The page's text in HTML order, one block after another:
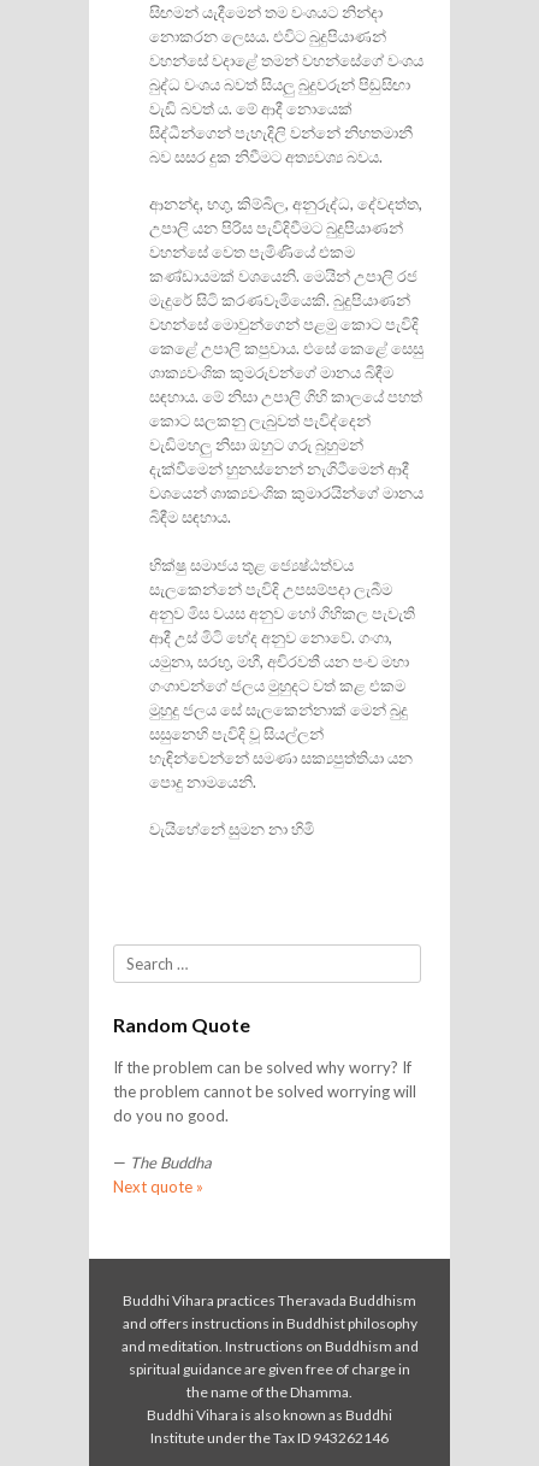
සිඟමන් යැදීමෙන් තම වංශයට නින්දා
නොකරන ලෙසය. එවිට බුදුපියාණන්
වහන්සේ වදාළේ තමන් වහන්සේගේ වංශය
බුද්ධ වංශය බවත් සියලු බුදුවරුන් පිඬුසිඟා
වැඩි බවත් ය. මේ ආදී නොයෙක්
සිද්ධීන්ගෙන් පැහැදිලි වන්නේ නිහතමානී
බව සසර දුක නිවීමට අත්‍යවශ්‍ය බවය.
ආනන්ද, භගු, කිම්බිල, අනුරුද්ධ, දේවදත්ත,
උපාලි යන පිරිස පැවිදිවීමට බුදුපියාණන්
වහන්සේ වෙත පැමිණියේ එකම
කණ්ඩායමක් වශයෙනි. මෙයින් උපාලි රජ
මැදුරේ සිටි කරණවෑමියෙකි. බුදුපියාණන්
වහන්සේ මොවුන්ගෙන් පළමු කොට පැවිදි
කෙළේ උපාලි කපුවාය. එසේ කෙළේ සෙසු
ශාක්‍යවංශික කුමරුවන්ගේ මානය බිඳීම
සඳහාය. මේ නිසා උපාලි ගිහි කාලයේ පහත්
කොට සලකනු ලැබුවත් පැවිද්දෙන්
වැඩිමහලු නිසා ඔහුට ගරු බුහුමන්
දැක්වීමෙන් හුනස්නෙන් නැගිටීමෙන් ආදී
වශයෙන් ශාක්‍යවංශික කුමාරයින්ගේ මානය
බිඳීම සඳහාය.
භික්ෂු සමාජය තුළ ජ්‍යෙෂ්ඨත්වය
සැලකෙන්නේ පැවිදි උපසම්පදා ලැබීම
අනුව මිස වයස අනුව හෝ ගිහිකල පැවැති
ආදී උස් මිටි භේද අනුව නොවේ. ගංගා,
යමුනා, සරභු, මහී, අචිරවතී යන පංච මහා
ගංගාවන්ගේ ජලය මුහුදට වත් කළ එකම
මුහුදු ජලය සේ සැලකෙන්නාක් මෙන් බුදු
සසුනෙහි පැවිදි වූ සියල්ලන්
හැඳින්වෙන්නේ සමණා සක්‍යපුත්තියා යන
පොදු නාමයෙනි.
වැයිහේනේ සුමන නා හිමි
Search
Random Quote
If the problem can be solved why worry? If
the problem cannot be solved worrying will
do you no good.
— The Buddha
Next quote »
Buddhi Vihara practices Theravada Buddhism
and offers instructions in Buddhist philosophy
and meditation. Instructions on Buddhism and
spiritual guidance are given free of charge in
the name of the Dhamma.
Buddhi Vihara is also known as Buddhi
Institute under the Tax ID 943262146